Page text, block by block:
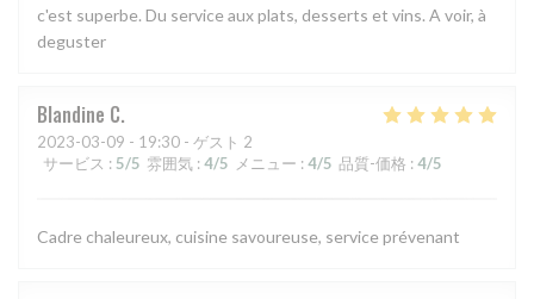
c'est superbe. Du service aux plats, desserts et vins. A voir, à
deguster
Blandine C
2023-03-09 - 19:30 - ゲスト 2
サービス : 5/5 雰囲気 : 4/5 メニュー : 4/5 品質-価格 : 4/5
Cadre chaleureux, cuisine savoureuse, service prévenant